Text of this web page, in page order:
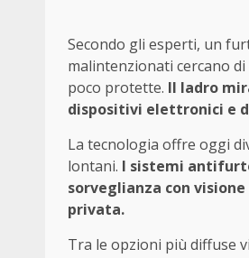
Secondo gli esperti, un
malintenzionati cercano
poco protette. Il ladro
dispositivi elettronici e
La tecnologia offre oggi
lontani. I sistemi
sorveglianza con
privata.
Tra le opzioni più diffuse